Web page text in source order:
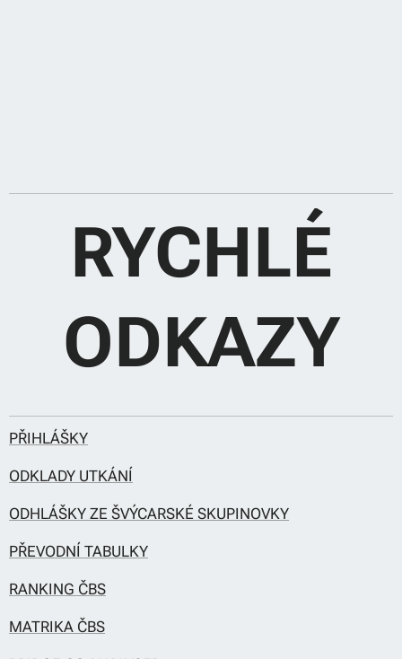
RYCHLÉ
ODKAZY
PŘIHLÁŠKY
ODKLADY UTKÁNÍ
ODHLÁŠKY ZE ŠVÝCARSKÉ SKUPINOVKY
PŘEVODNÍ TABULKY
RANKING ČBS
MATRIKA ČBS